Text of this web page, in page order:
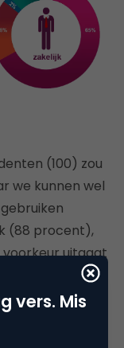
(100) zou
we kunnen wel
(88 procent),
voorkeur uitgaat
door LinkedIn
en Google+
als
vers. Mis